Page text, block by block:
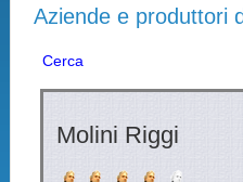
Aziende e produttori
Cerca
Molini Riggi